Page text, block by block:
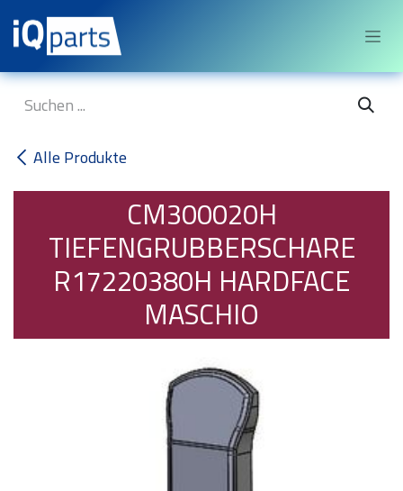
Zum Inhalt springen
Alle Produkte
CM300020H
TIEFENGRUBBERSCHARE
R17220380H HARDFACE
MASCHIO